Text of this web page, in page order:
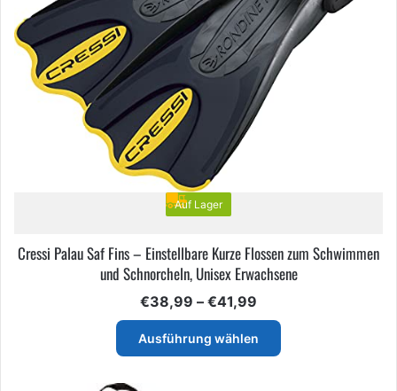
auf
der
Produktseite
gewählt
Auf Lager
Cressi Palau Saf Fins – Einstellbare Kurze Flossen zum Schwimmen
und Schnorcheln, Unisex Erwachsene
€38,99 – €41,99
€38,99
bis
€41,99
Ausführung wählen
Dieses